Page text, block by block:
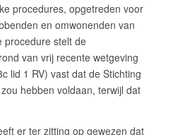
procedures, opgetreden voor
en omwonenden van
procedure stelt de
van vrij recente wetgeving
lid 1 RV) vast dat de Stichting
hebben voldaan, terwijl dat
er ter zitting op gewezen dat